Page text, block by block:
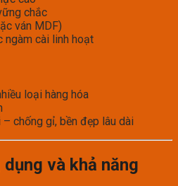
chắc
ván MDF)
ngàm cài linh hoạt
loại hàng hóa
chống gỉ, bền đẹp lâu dài
và khả năng